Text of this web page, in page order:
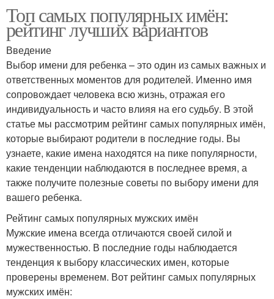
Топ самых популярных имён:
рейтинг лучших вариантов
Введение
Выбор имени для ребенка – это один из самых важных и
ответственных моментов для родителей. Именно имя
сопровождает человека всю жизнь, отражая его
индивидуальность и часто влияя на его судьбу. В этой
статье мы рассмотрим рейтинг самых популярных имён,
которые выбирают родители в последние годы. Вы
узнаете, какие имена находятся на пике популярности,
какие тенденции наблюдаются в последнее время, а
также получите полезные советы по выбору имени для
вашего ребенка.
Рейтинг самых популярных мужских имён
Мужские имена всегда отличаются своей силой и
мужественностью. В последние годы наблюдается
тенденция к выбору классических имен, которые
проверены временем. Вот рейтинг самых популярных
мужских имён: